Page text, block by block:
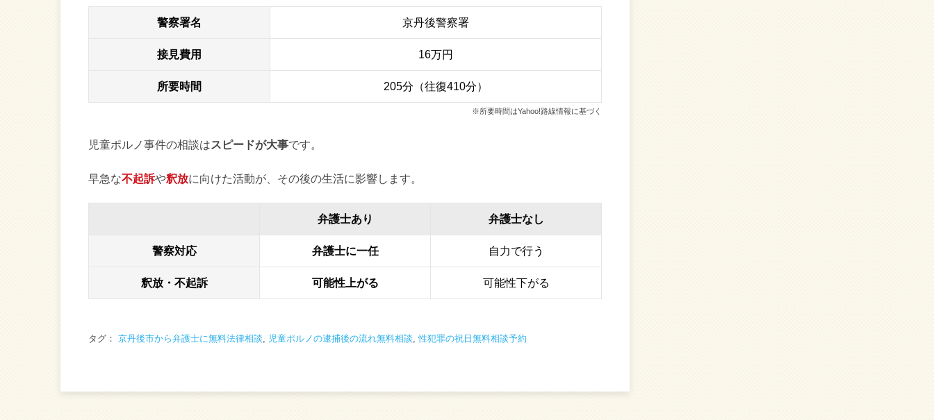
警察署名 京丹後警察署
接見費用 16万円
所要時間 205分（往復410分）
※所要時間はYahoo!路線情報に基づく
児童ポルノ事件の相談はスピードが大事です。
早急な不起訴や釈放に向けた活動が、その後の生活に影響します。
弁護士あり 弁護士なし
警察対応 弁護士に一任 自力で行う
釈放・不起訴 可能性上がる 可能性下がる
タグ： 京丹後市から弁護士に無料法律相談 児童ポルノの逮捕後の流れ無料相談 ,性犯罪の祝日無料相談予約